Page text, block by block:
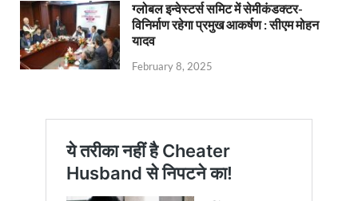
ग्लोबल इन्वेस्टर्स समिट में सेमीकंडक्टर-
विनिर्माण रहेगा प्रमुख आकर्षण : सीएम मोहन
यादव
February 8, 2025